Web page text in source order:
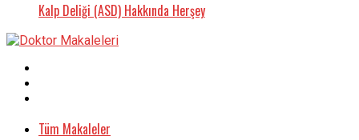
Kalp Deliği (ASD) Hakkında Herşey
Tüm Makaleler